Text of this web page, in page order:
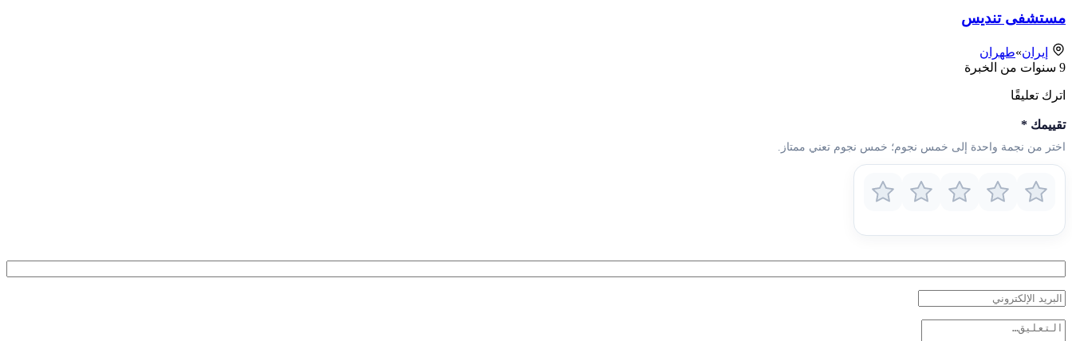
مستشفى تنديس
إيران»طهران
9 سنوات من الخبرة
اترك تعليقًا
تقييمك *
اختر من نجمة واحدة إلى خمس نجوم؛ خمس نجوم تعني ممتاز.